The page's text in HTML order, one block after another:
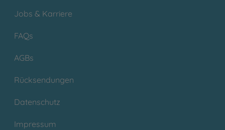
Jobs & Karriere
FAQs
AGBs
Rücksendungen
Datenschutz
Impressum